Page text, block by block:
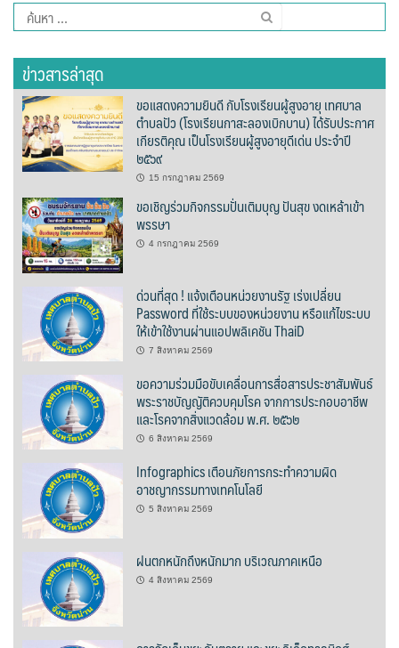
นาต้นบัวโฮมสเตย์
น่านปัว รีสอร์ท
นาเหล่า เก๊าสลี โฮมสเตย์
นาไผ่ปัววิว
บวกบัววิวรีสอร์ท
บ้านกังหัน @ ปัวคอทเทจ
บ้านต้นคูณ
บ้านนาโฮมสเตย์
บ้านปัว ปลายนา
บ้านพักชมดอย
บ้านยลญภา
บ้านริมทุ่งรีสอร์ท
บ้านสวนศรีสุขโฮมสเตย์
บ้านฮิมนาปัว
บ้านไม้ปลายนา
ค้นหา
สำหรับ:
ข่าวสารล่าสุด
ขอแสดงความยินดี กับโรงเรียนผู้สูงอายุ เทศบาล
ตำบลปัว (โรงเรียนกาสะลองเบิกบาน) ได้รับประกาศ
เกียรติคุณ เป็นโรงเรียนผู้สูงอายุดีเด่น ประจำปี
๒๕๖๙
15 กรกฎาคม 2569
ขอเชิญร่วมกิจกรรมปั่นเติมบุญ ปันสุข งดเหล้าเข้า
พรรษา
4 กรกฎาคม 2569
ด่วนที่สุด ! แจ้งเตือนหน่วยงานรัฐ เร่งเปลี่ยน
Password ที่ใช้ระบบของหน่วยงาน หรือแก้ไขระบบ
ให้เข้าใช้งานผ่านแอปพลิเคชัน ThaiD
7 สิงหาคม 2569
ขอความร่วมมือขับเคลื่อนการสื่อสารประชาสัมพันธ์
พระราชบัญญัติควบคุมโรค จากการประกอบอาชีพ
และโรคจากสิ่งแวดล้อม พ.ศ. ๒๕๖๒
6 สิงหาคม 2569
Infographics เตือนภัยการกระทำความผิด
อาชญากรรมทางเทคโนโลยี
5 สิงหาคม 2569
ฝนตกหนักถึงหนักมาก บริเวณภาคเหนือ
4 สิงหาคม 2569